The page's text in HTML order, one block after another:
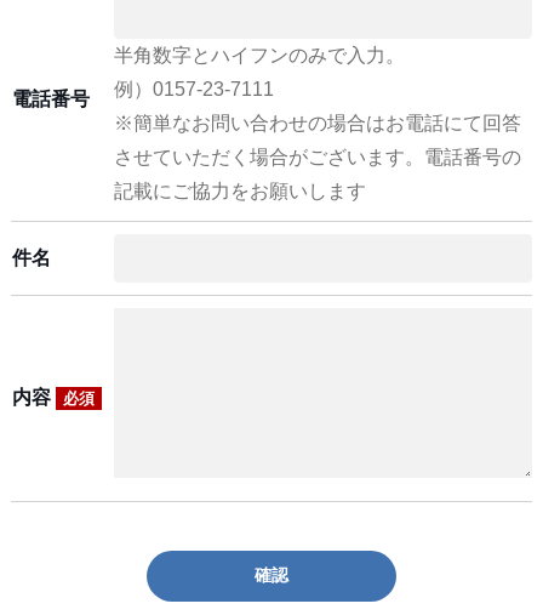
電話番号
半角数字とハイフンのみで入力。
例）0157-23-7111
※簡単なお問い合わせの場合はお電話にて回答
させていただく場合がございます。電話番号の
記載にご協力をお願いします
件名
内容 必須
確認